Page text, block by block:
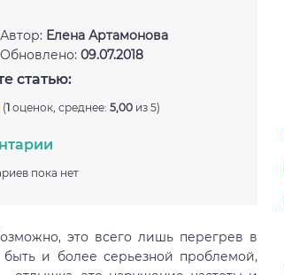
Автор: Елена Артамонова
Обновлено: 09.07.2018
статью:
(1 оценок, среднее: 5,00 из 5)
пока нет
это всего лишь перегрев в
и более серьезной проблемой,